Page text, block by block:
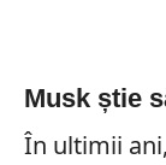
Musk știe
În ultimii